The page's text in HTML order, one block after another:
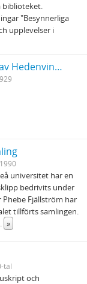
biblioteket.
"Besynnerliga
upplevelser i
Brev från författaren Gustav Hedenvind-Eriksson
universitet har en
bedrivits under
Phebe Fjällström har
tillförts samlingen.
»
tal
och